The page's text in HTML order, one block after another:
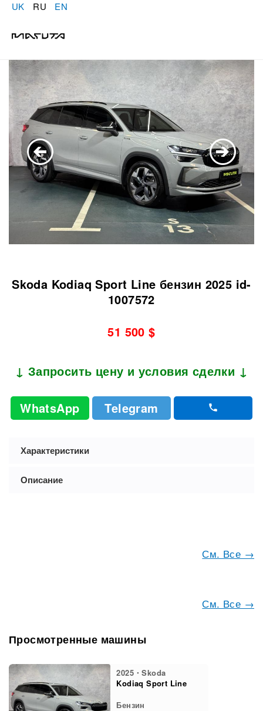
UK RU EN
Skoda Kodiaq Sport Line бензин 2025 id-
1007572
51 500 $
↓ Запросить цену и условия сделки ↓
WhatsApp Telegram
Характеристики
Описание
См. Все →
См. Все →
Просмотренные машины
2025・Skoda
Kodiaq Sport Line
Бензин